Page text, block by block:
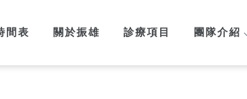
間表 關於振雄 診療項目 團隊介紹